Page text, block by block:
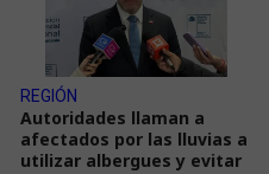
REGIÓN
Autoridades llaman a
afectados por las lluvias a
utilizar albergues y evitar